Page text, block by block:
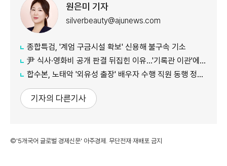
원은미 기자
silverbeauty@ajunews.com
종합특검, '계엄 구금시설 확보' 신용해 불구속 기소
尹 식사·영화비 공개 판결 뒤집힌 이유…'기록관 이관'에 소송 실익 쟁점
합수본, 노태악 '외유성 출장' 배우자 수행 직원 동행 정황 포착
기자의 다른기사
©'5개국어 글로벌 경제신문' 아주경제. 무단전재·재배포 금지